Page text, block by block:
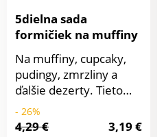
5dielna sada
formičiek na muffiny
Na muffiny, cupcaky,
pudingy, zmrzliny a
ďalšie dezerty. Tieto
farebné formičky na
pečenie sa vďaka
- 26%
4,29 €
3,19 €